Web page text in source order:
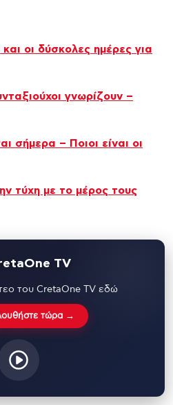
οι δύσκολες ημέρες για
γνωρίζουν –
σήμερα – Ποιοι είναι οι
τύχη με το μέρος τους
TV
του CretaOne TV εδώ
τώρα →